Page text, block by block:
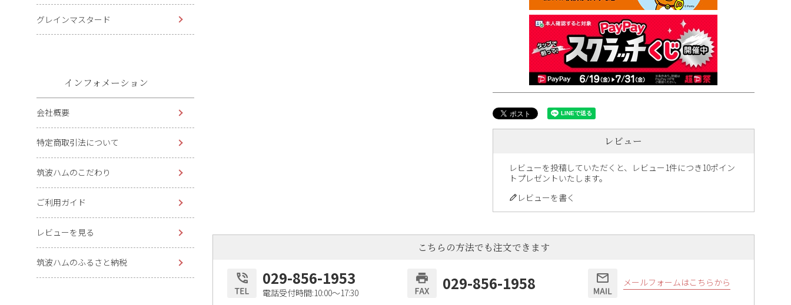
グレインマスタード
インフォメーション
会社概要
特定商取引法について
筑波ハムのこだわり
ご利用ガイド
レビューを見る
筑波ハムのふるさと納税
レビュー
レビューを投稿していただくと、レビュー1件につき10ポイン
トプレゼントいたします。
レビューを書く
こちらの方法でも注文できます
029-856-1953
電話受付時間:10:00〜17:30 029-856-1958 メールフォームはこちらから